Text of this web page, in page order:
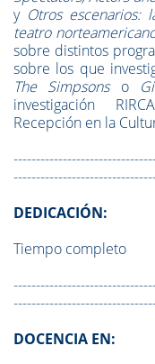
y Otros escenarios:
teatro
sobre distintos
sobre los que
The Simpsons o
investigación
Recepción en la
DEDICACIÓN:
Tiempo completo
DOCENCIA EN: